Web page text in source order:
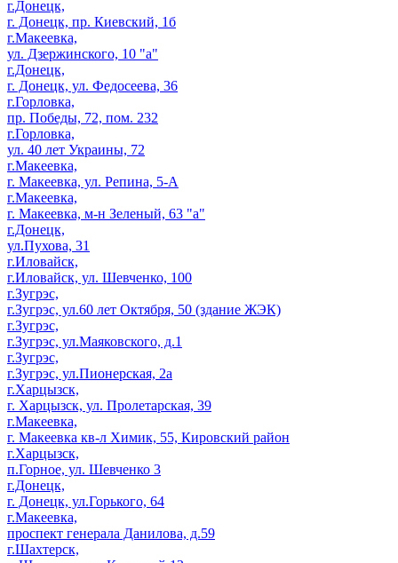
г.Донецк,
г. Донецк, пр. Киевский, 1б
г.Макеевка,
ул. Дзержинского, 10 "а"
г.Донецк,
г. Донецк, ул. Федосеева, 36
г.Горловка,
пр. Победы, 72, пом. 232
г.Горловка,
ул. 40 лет Украины, 72
г.Макеевка,
г. Макеевка, ул. Репина, 5-А
г.Макеевка,
г. Макеевка, м-н Зеленый, 63 "а"
г.Донецк,
ул.Пухова, 31
г.Иловайск,
г.Иловайск, ул. Шевченко, 100
г.Зугрэс,
г.Зугрэс, ул.60 лет Октября, 50 (здание ЖЭК)
г.Зугрэс,
г.Зугрэс, ул.Маяковского, д.1
г.Зугрэс,
г.Зугрэс, ул.Пионерская, 2а
г.Харцызск,
г. Харцызск, ул. Пролетарская, 39
г.Макеевка,
г. Макеевка кв-л Химик, 55, Кировский район
г.Харцызск,
п.Горное, ул. Шевченко 3
г.Донецк,
г. Донецк, ул.Горького, 64
г.Макеевка,
проспект генерала Данилова, д.59
г.Шахтерск,